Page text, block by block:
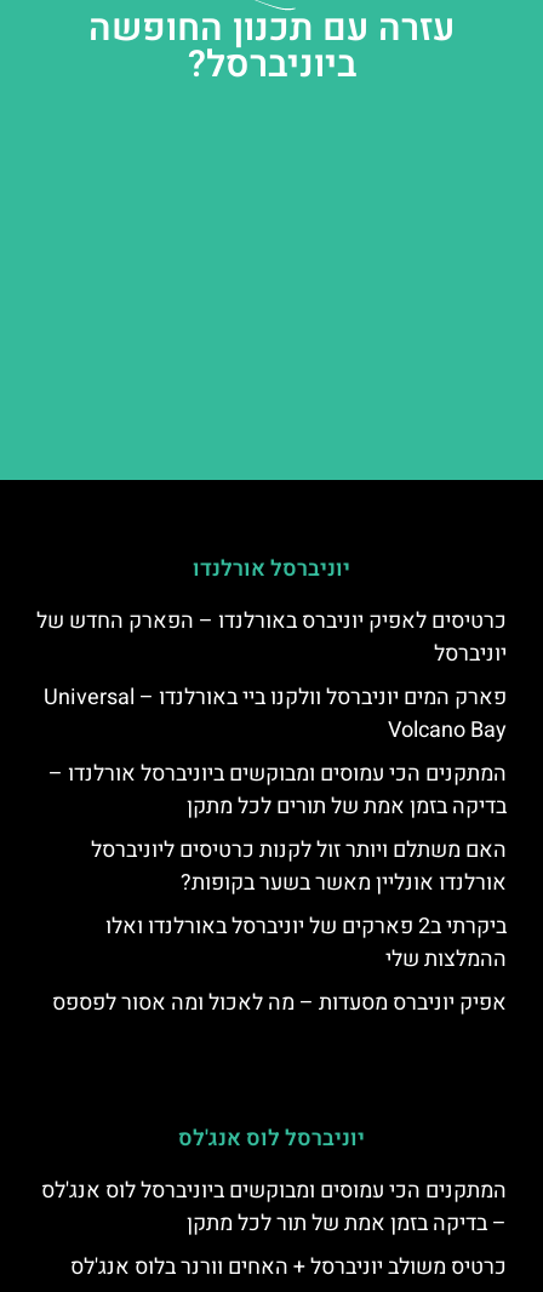
עזרה עם תכנון החופשה
ביוניברסל?
יוניברסל אורלנדו
כרטיסים לאפיק יוניברס באורלנדו – הפארק החדש של
יוניברסל
פארק המים יוניברסל וולקנו ביי באורלנדו – Universal
Volcano Bay
המתקנים הכי עמוסים ומבוקשים ביוניברסל אורלנדו –
בדיקה בזמן אמת של תורים לכל מתקן
האם משתלם ויותר זול לקנות כרטיסים ליוניברסל
אורלנדו אונליין מאשר בשער בקופות?
ביקרתי ב2 פארקים של יוניברסל באורלנדו ואלו
ההמלצות שלי
אפיק יוניברס מסעדות – מה לאכול ומה אסור לפספס
יוניברסל לוס אנג'לס
המתקנים הכי עמוסים ומבוקשים ביוניברסל לוס אנג'לס
– בדיקה בזמן אמת של תור לכל מתקן
כרטיס משולב יוניברסל + האחים וורנר בלוס אנג'לס